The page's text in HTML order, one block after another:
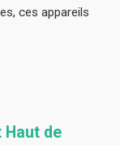
ces appareils
de